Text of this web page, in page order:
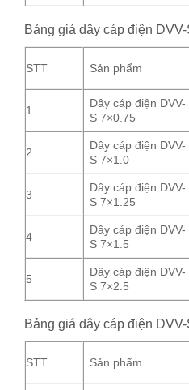
Bảng giá dây cáp điện
STT Sản phẩm
1
Dây cáp điện DVV-
S 7×0.75
2
Dây cáp điện DVV-
S 7×1.0
3
Dây cáp điện DVV-
S 7×1.25
4
Dây cáp điện DVV-
S 7×1.5
5
Dây cáp điện DVV-
S 7×2.5
Bảng giá dây cáp điện
STT Sản phẩm